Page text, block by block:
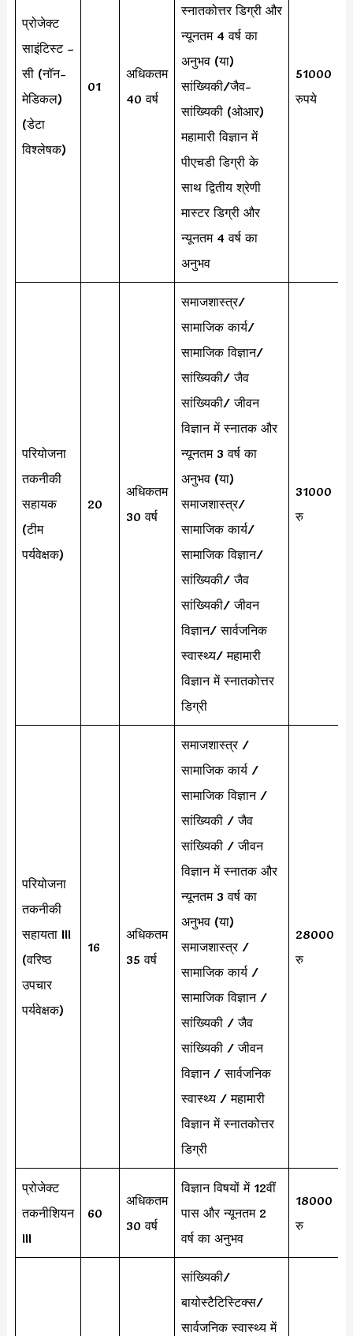
प्रोजेक्ट
साइंटिस्ट –
सी (नॉन-
मेडिकल)
(डेटा
विश्लेषक)
01
अधिकतम
40 वर्ष
स्नातकोत्तर डिग्री और
न्यूनतम 4 वर्ष का
अनुभव (या)
सांख्यिकी/जैव-
सांख्यिकी (ओआर)
महामारी विज्ञान में
पीएचडी डिग्री के
साथ द्वितीय श्रेणी
मास्टर डिग्री और
न्यूनतम 4 वर्ष का
अनुभव
51000
रुपये
परियोजना
तकनीकी
सहायक
(टीम
पर्यवेक्षक)
20
अधिकतम
30 वर्ष
समाजशास्त्र/
सामाजिक कार्य/
सामाजिक विज्ञान/
सांख्यिकी/ जैव
सांख्यिकी/ जीवन
विज्ञान में स्नातक और
न्यूनतम 3 वर्ष का
अनुभव (या)
समाजशास्त्र/
सामाजिक कार्य/
सामाजिक विज्ञान/
सांख्यिकी/ जैव
सांख्यिकी/ जीवन
विज्ञान/ सार्वजनिक
स्वास्थ्य/ महामारी
विज्ञान में स्नातकोत्तर
डिग्री
31000
रु
परियोजना
तकनीकी
सहायता III
(वरिष्ठ
उपचार
पर्यवेक्षक)
16
अधिकतम
35 वर्ष
समाजशास्त्र /
सामाजिक कार्य /
सामाजिक विज्ञान /
सांख्यिकी / जैव
सांख्यिकी / जीवन
विज्ञान में स्नातक और
न्यूनतम 3 वर्ष का
अनुभव (या)
समाजशास्त्र /
सामाजिक कार्य /
सामाजिक विज्ञान /
सांख्यिकी / जैव
सांख्यिकी / जीवन
विज्ञान / सार्वजनिक
स्वास्थ्य / महामारी
विज्ञान में स्नातकोत्तर
डिग्री
28000
रु
प्रोजेक्ट
तकनीशियन
III
60
अधिकतम
30 वर्ष
विज्ञान विषयों में 12वीं
पास और न्यूनतम 2
वर्ष का अनुभव
18000
रु
सांख्यिकी/
बायोस्टैटिस्टिक्स/
सार्वजनिक स्वास्थ्य में